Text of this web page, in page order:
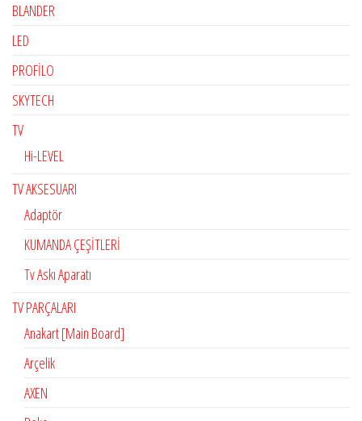
BLANDER
LED
PROFİLO
SKYTECH
TV
Hi-LEVEL
TV AKSESUARI
Adaptör
KUMANDA ÇEŞİTLERİ
Tv Askı Aparatı
TV PARÇALARI
Anakart [Main Board]
Arçelik
AXEN